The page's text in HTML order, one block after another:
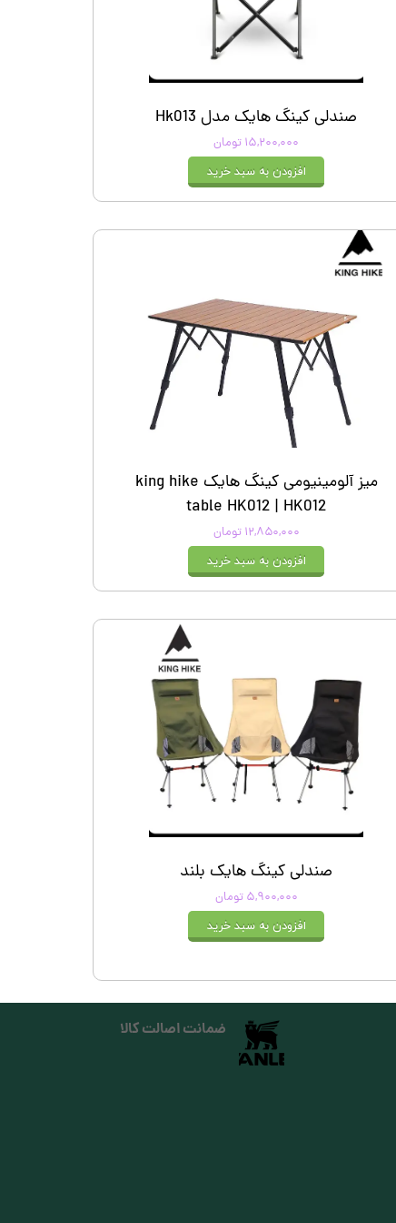
صندلی کینگ هایک مدل Hk013
۱۵,۲۰۰,۰۰۰ تومان
افزودن به سبد خرید
میز آلومینیومی کینگ هایک king hike
table HK012 | HK012
۱۲,۸۵۰,۰۰۰ تومان
افزودن به سبد خرید
صندلی کینگ هایک بلند
۵,۹۰۰,۰۰۰ تومان
افزودن به سبد خرید
ضمانت اصالت کالا